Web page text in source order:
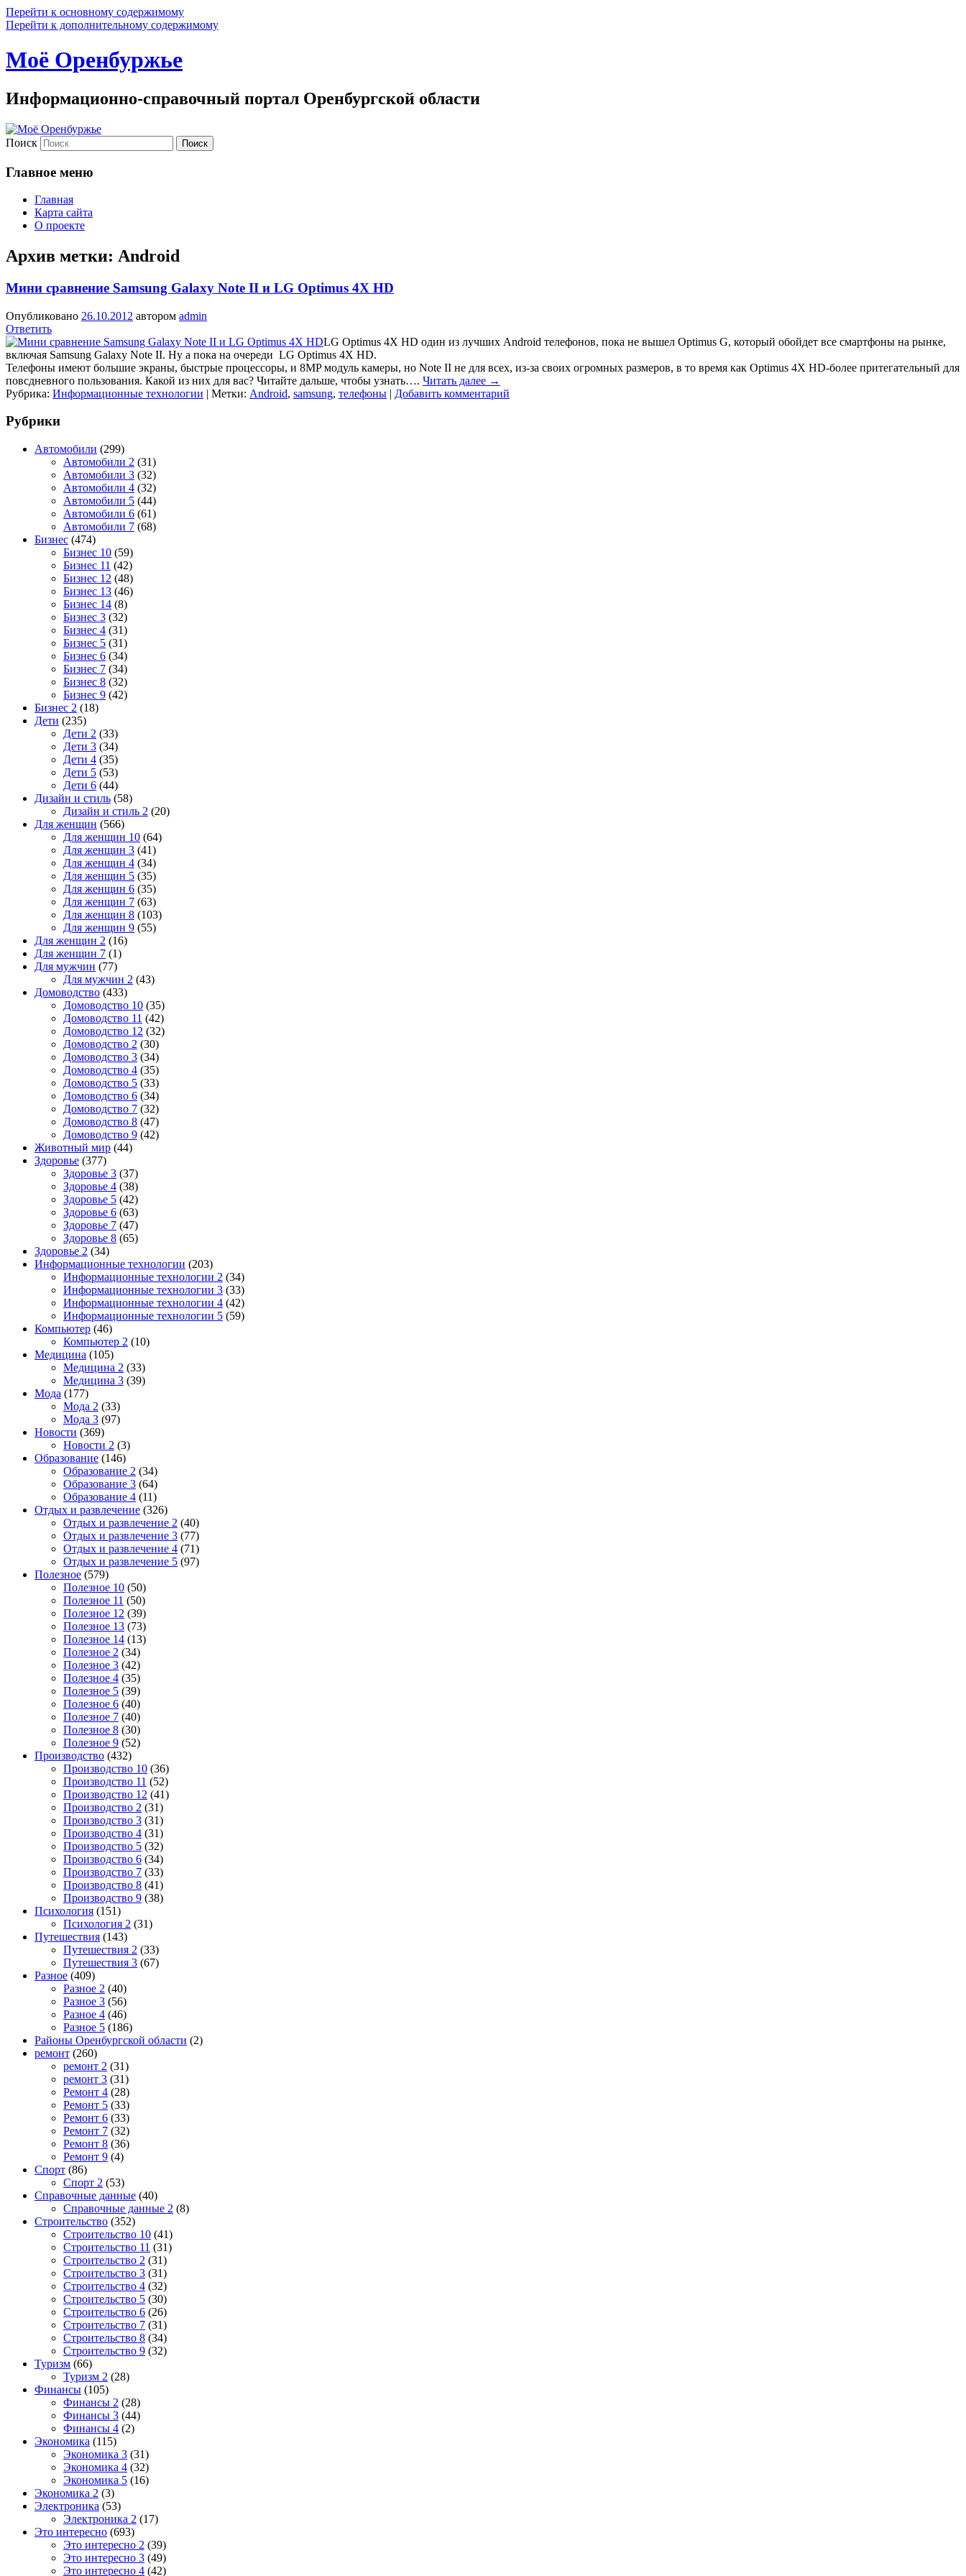
Перейти к основному содержимому
Перейти к дополнительному содержимому
Моё Оренбуржье
Информационно-справочный портал Оренбургской области
Поиск
Главное меню
Главная
Карта сайта
О проекте
Архив метки: Android
Мини сравнение Samsung Galaxy Note II и LG Optimus 4X HD
Опубликовано 26.10.2012 автором admin
Ответить
LG Optimus 4X HD один из лучших Android телефонов, пока не вышел Optimus G, который обойдет все смартфоны на рынке,
включая Samsung Galaxy Note II. Ну а пока на очереди LG Optimus 4X HD.
Телефоны имеют большие экраны, быстрые процессоры, и 8MP модуль камеры, но Note II не для всех, из-за своих огромных размеров, в то время как Optimus 4X HD-более притегательный для
повсдневного пользования. Какой из них для вас? Читайте дальше, чтобы узнать…. Читать далее →
Рубрика: Информационные технологии | Метки: Android, samsung, телефоны | Добавить комментарий
Рубрики
Автомобили (299)
Автомобили 2 (31)
Автомобили 3 (32)
Автомобили 4 (32)
Автомобили 5 (44)
Автомобили 6 (61)
Автомобили 7 (68)
Бизнес (474)
Бизнес 10 (59)
Бизнес 11 (42)
Бизнес 12 (48)
Бизнес 13 (46)
Бизнес 14 (8)
Бизнес 3 (32)
Бизнес 4 (31)
Бизнес 5 (31)
Бизнес 6 (34)
Бизнес 7 (34)
Бизнес 8 (32)
Бизнес 9 (42)
Бизнес 2 (18)
Дети (235)
Дети 2 (33)
Дети 3 (34)
Дети 4 (35)
Дети 5 (53)
Дети 6 (44)
Дизайн и стиль (58)
Дизайн и стиль 2 (20)
Для женщин (566)
Для женщин 10 (64)
Для женщин 3 (41)
Для женщин 4 (34)
Для женщин 5 (35)
Для женщин 6 (35)
Для женщин 7 (63)
Для женщин 8 (103)
Для женщин 9 (55)
Для женщин 2 (16)
Для женщин 7 (1)
Для мужчин (77)
Для мужчин 2 (43)
Домоводство (433)
Домоводство 10 (35)
Домоводство 11 (42)
Домоводство 12 (32)
Домоводство 2 (30)
Домоводство 3 (34)
Домоводство 4 (35)
Домоводство 5 (33)
Домоводство 6 (34)
Домоводство 7 (32)
Домоводство 8 (47)
Домоводство 9 (42)
Животный мир (44)
Здоровье (377)
Здоровье 3 (37)
Здоровье 4 (38)
Здоровье 5 (42)
Здоровье 6 (63)
Здоровье 7 (47)
Здоровье 8 (65)
Здоровье 2 (34)
Информационные технологии (203)
Информационные технологии 2 (34)
Информационные технологии 3 (33)
Информационные технологии 4 (42)
Информационные технологии 5 (59)
Компьютер (46)
Компьютер 2 (10)
Медицина (105)
Медицина 2 (33)
Медицина 3 (39)
Мода (177)
Мода 2 (33)
Мода 3 (97)
Новости (369)
Новости 2 (3)
Образование (146)
Образование 2 (34)
Образование 3 (64)
Образование 4 (11)
Отдых и развлечение (326)
Отдых и развлечение 2 (40)
Отдых и развлечение 3 (77)
Отдых и развлечение 4 (71)
Отдых и развлечение 5 (97)
Полезное (579)
Полезное 10 (50)
Полезное 11 (50)
Полезное 12 (39)
Полезное 13 (73)
Полезное 14 (13)
Полезное 2 (34)
Полезное 3 (42)
Полезное 4 (35)
Полезное 5 (39)
Полезное 6 (40)
Полезное 7 (40)
Полезное 8 (30)
Полезное 9 (52)
Производство (432)
Производство 10 (36)
Производство 11 (52)
Производство 12 (41)
Производство 2 (31)
Производство 3 (31)
Производство 4 (31)
Производство 5 (32)
Производство 6 (34)
Производство 7 (33)
Производство 8 (41)
Производство 9 (38)
Психология (151)
Психология 2 (31)
Путешествия (143)
Путешествия 2 (33)
Путешествия 3 (67)
Разное (409)
Разное 2 (40)
Разное 3 (56)
Разное 4 (46)
Разное 5 (186)
Районы Оренбургской области (2)
ремонт (260)
ремонт 2 (31)
ремонт 3 (31)
Ремонт 4 (28)
Ремонт 5 (33)
Ремонт 6 (33)
Ремонт 7 (32)
Ремонт 8 (36)
Ремонт 9 (4)
Спорт (86)
Спорт 2 (53)
Справочные данные (40)
Справочные данные 2 (8)
Строительство (352)
Строительство 10 (41)
Строительство 11 (31)
Строительство 2 (31)
Строительство 3 (31)
Строительство 4 (32)
Строительство 5 (30)
Строительство 6 (26)
Строительство 7 (31)
Строительство 8 (34)
Строительство 9 (32)
Туризм (66)
Туризм 2 (28)
Финансы (105)
Финансы 2 (28)
Финансы 3 (44)
Финансы 4 (2)
Экономика (115)
Экономика 3 (31)
Экономика 4 (32)
Экономика 5 (16)
Экономика 2 (3)
Электроника (53)
Электроника 2 (17)
Это интересно (693)
Это интересно 2 (39)
Это интересно 3 (49)
Это интересно 4 (42)